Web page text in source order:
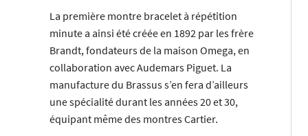
La première montre bracelet à répétition
minute a ainsi été créée en 1892 par les frère
Brandt, fondateurs de la maison Omega, en
collaboration avec Audemars Piguet. La
manufacture du Brassus s’en fera d’ailleurs
une spécialité durant les années 20 et 30,
équipant même des montres Cartier.